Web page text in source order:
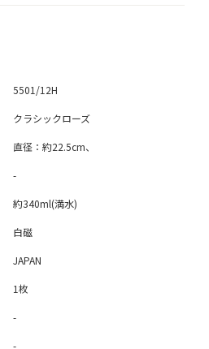
5501/12H
クラシックローズ
直径：約22.5cm、
-
約340ml(満水)
白磁
JAPAN
1枚
-
-